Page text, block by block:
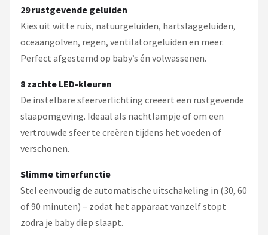
29 rustgevende geluiden
Kies uit witte ruis, natuurgeluiden, hartslaggeluiden,
oceaangolven, regen, ventilatorgeluiden en meer.
Perfect afgestemd op baby’s én volwassenen.
8 zachte LED-kleuren
De instelbare sfeerverlichting creëert een rustgevende
slaapomgeving. Ideaal als nachtlampje of om een
vertrouwde sfeer te creëren tijdens het voeden of
verschonen.
Slimme timerfunctie
Stel eenvoudig de automatische uitschakeling in (30, 60
of 90 minuten) – zodat het apparaat vanzelf stopt
zodra je baby diep slaapt.